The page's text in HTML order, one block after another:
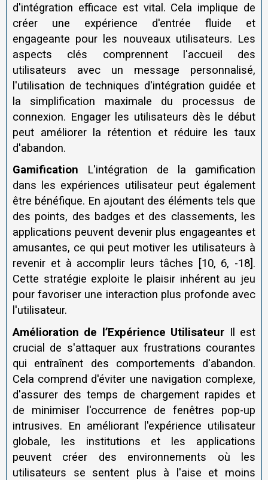
d'intégration efficace est vital. Cela implique de
créer une expérience d'entrée fluide et
engageante pour les nouveaux utilisateurs. Les
aspects clés comprennent l'accueil des
utilisateurs avec un message personnalisé,
l'utilisation de techniques d'intégration guidée et
la simplification maximale du processus de
connexion. Engager les utilisateurs dès le début
peut améliorer la rétention et réduire les taux
d'abandon.
Gamification L'intégration de la gamification
dans les expériences utilisateur peut également
être bénéfique. En ajoutant des éléments tels que
des points, des badges et des classements, les
applications peuvent devenir plus engageantes et
amusantes, ce qui peut motiver les utilisateurs à
revenir et à accomplir leurs tâches [10, 6, -18].
Cette stratégie exploite le plaisir inhérent au jeu
pour favoriser une interaction plus profonde avec
l'utilisateur.
Amélioration de l’Expérience Utilisateur Il est
crucial de s'attaquer aux frustrations courantes
qui entraînent des comportements d'abandon.
Cela comprend d'éviter une navigation complexe,
d'assurer des temps de chargement rapides et
de minimiser l'occurrence de fenêtres pop-up
intrusives. En améliorant l'expérience utilisateur
globale, les institutions et les applications
peuvent créer des environnements où les
utilisateurs se sentent plus à l'aise et moins